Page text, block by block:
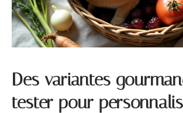
Des variantes
tester pour